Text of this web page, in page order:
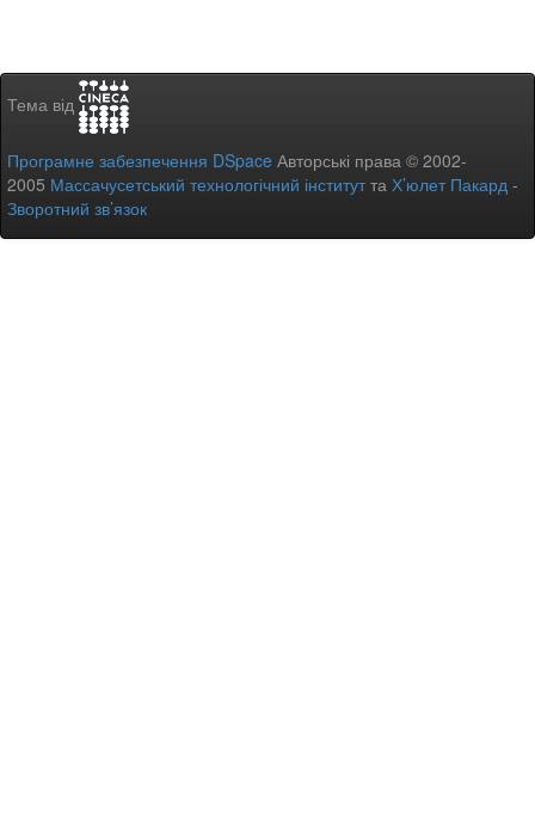
Тема від
Програмне забезпечення DSpace Авторські права © 2002-
2005 Массачусетський технологічний інститутта Х’юлет Пакард -
Зворотний зв’язок